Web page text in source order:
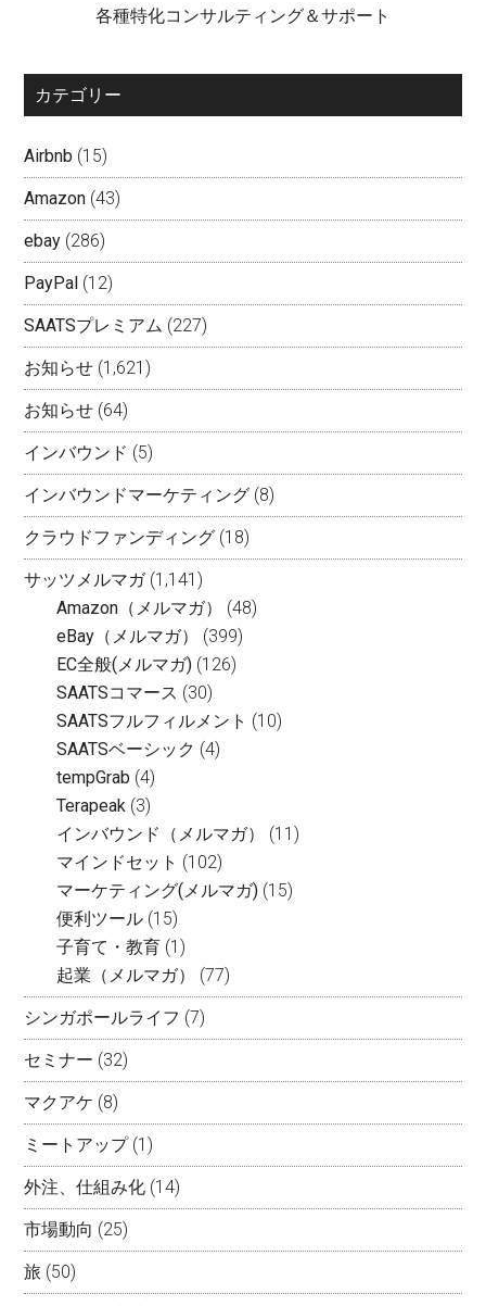
各種特化コンサルティング＆サポート
カテゴリー
Airbnb (15)
Amazon (43)
ebay (286)
PayPal (12)
SAATSプレミアム (227)
お知らせ (1,621)
お知らせ (64)
インバウンド (5)
インバウンドマーケティング (8)
クラウドファンディング (18)
サッツメルマガ(1,141)
Amazon（メルマガ）
(48)
eBay（メルマガ）
(399)
EC全般(メルマガ) (126)
SAATSコマース (30)
SAATSフルフィルメント (10)
SAATSベーシック (4)
tempGrab (4)
Terapeak (3)
インバウンド（メルマガ）
(11)
マインドセット (102)
マーケティング(メルマガ) (15)
便利ツール (15)
子育て・教育 (1)
起業（メルマガ）
(77)
シンガポールライフ (7)
セミナー (32)
マクアケ (8)
ミートアップ(1)
外注、仕組み化 (14)
市場動向 (25)
旅 (50)